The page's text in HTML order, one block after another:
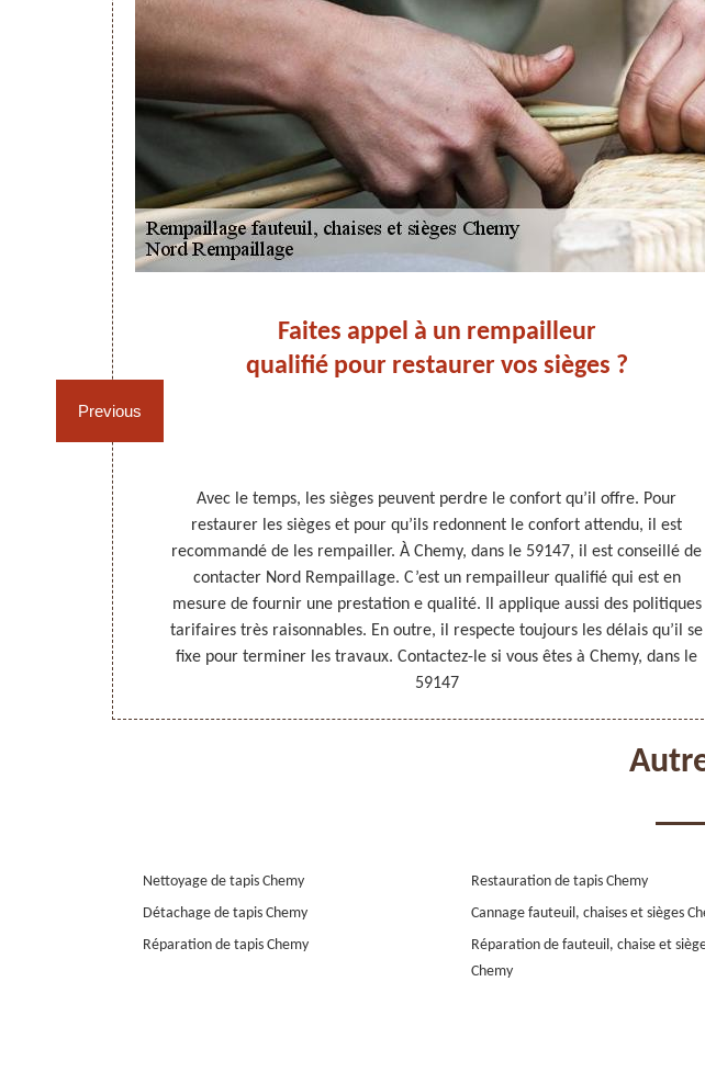
Previous
Faites appel à un rempailleur
qualifié pour restaurer vos sièges ?
Avec le temps, les sièges peuvent perdre le confort qu’il offre. Pour
restaurer les sièges et pour qu’ils redonnent le confort attendu, il est
recommandé de les rempailler. À Chemy, dans le 59147, il est conseillé de
contacter Nord Rempaillage. C’est un rempailleur qualifié qui est en
mesure de fournir une prestation e qualité. Il applique aussi des politiques
tarifaires très raisonnables. En outre, il respecte toujours les délais qu’il se
fixe pour terminer les travaux. Contactez-le si vous êtes à Chemy, dans le
59147
Nettoyage de tapis Chemy
Détachage de tapis Chemy
Réparation de tapis Chemy
Restauration de tapis Chemy
Cannage fauteuil, chaises et sièges
Réparation de fauteuil, chaise et
Chemy